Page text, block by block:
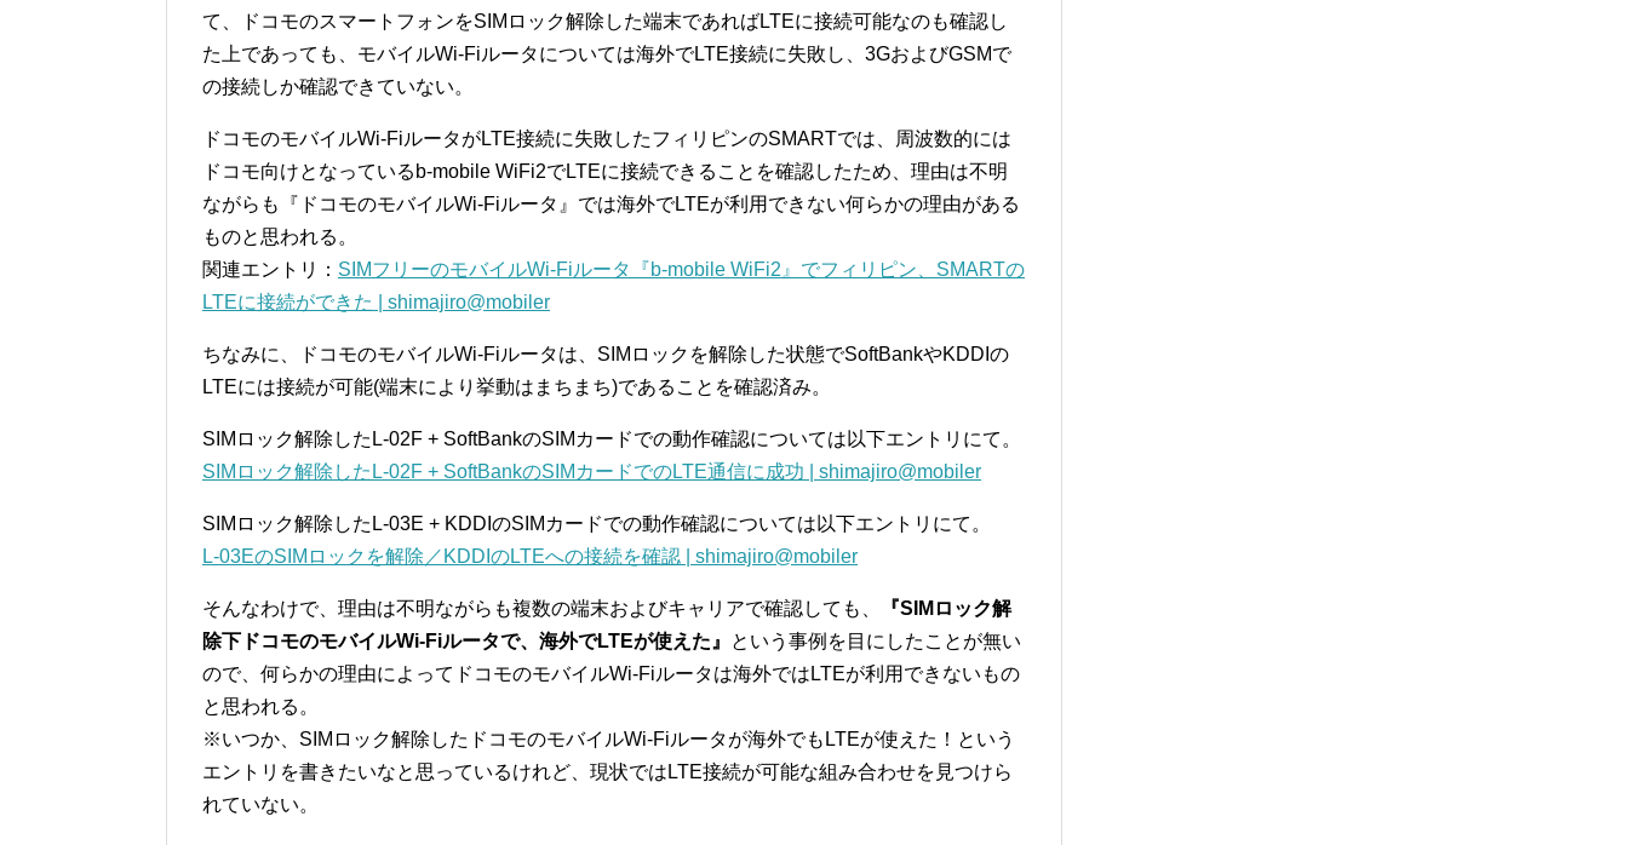
て、ドコモのスマートフォンをSIMロック解除した端末であればLTEに接続可能なのも確認し
た上であっても、モバイルWi-Fiルータについては海外でLTE接続に失敗し、3GおよびGSMで
の接続しか確認できていない。
ドコモのモバイルWi-FiルータがLTE接続に失敗したフィリピンのSMARTでは、周波数的には
ドコモ向けとなっているb-mobile WiFi2でLTEに接続できることを確認したため、理由は不明
ながらも『ドコモのモバイルWi-Fiルータ』では海外でLTEが利用できない何らかの理由がある
ものと思われる。
関連エントリ： SIMフリーのモバイルWi-Fiルータ『b-mobile WiFi2』でフィリピン、SMARTの
LTEに接続ができた | shimajiro@mobiler
ちなみに、ドコモのモバイルWi-Fiルータは、SIMロックを解除した状態でSoftBankやKDDIの
LTEには接続が可能(端末により挙動はまちまち)であることを確認済み。
SIMロック解除したL-02F + SoftBankのSIMカードでの動作確認については以下エントリにて。
SIMロック解除したL-02F + SoftBankのSIMカードでのLTE通信に成功 | shimajiro@mobiler
SIMロック解除したL-03E + KDDIのSIMカードでの動作確認については以下エントリにて。
L-03EのSIMロックを解除／KDDIのLTEへの接続を確認 | shimajiro@mobiler
そんなわけで、理由は不明ながらも複数の端末およびキャリアで確認しても、
『SIMロック解
除下ドコモのモバイルWi-Fiルータで、海外でLTEが使えた』
という事例を目にしたことが無い
ので、何らかの理由によってドコモのモバイルWi-Fiルータは海外ではLTEが利用できないもの
と思われる。
※いつか、SIMロック解除したドコモのモバイルWi-Fiルータが海外でもLTEが使えた！という
エントリを書きたいなと思っているけれど、現状ではLTE接続が可能な組み合わせを見つけら
れていない。